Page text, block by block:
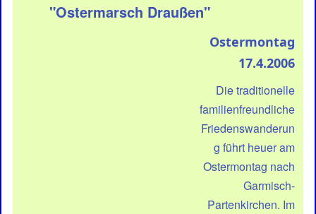
"Ostermarsch Draußen"
Ostermontag
17.4.2006
Die traditionelle
familienfreundliche
Friedenswanderun
g führt heuer am
Ostermontag nach
Garmisch-
Partenkirchen. Im